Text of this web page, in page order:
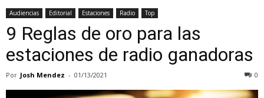
Audiencias Editorial Estaciones Radio Top
9 Reglas de oro para las
estaciones de radio ganadoras
Por Josh Mendez - 01/13/2021 0